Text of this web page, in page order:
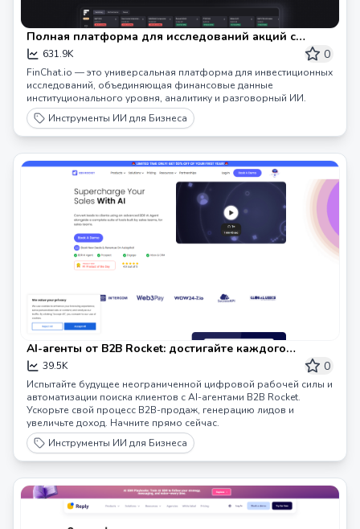
Полная платформа для исследований акций с
поддержкой ИИ | FinChat.io
631.9K 0
FinChat.io — это универсальная платформа для инвестиционных
исследований, объединяющая финансовые данные
институционального уровня, аналитику и разговорный ИИ.
Инструменты ИИ для Бизнеса
AI-агенты от B2B Rocket: достигайте каждого
потенциального клиента на Земле в
автоматическом режиме!
39.5K 0
Испытайте будущее неограниченной цифровой рабочей силы и
автоматизации поиска клиентов с AI-агентами B2B Rocket.
Ускорьте свой процесс B2B-продаж, генерацию лидов и
увеличьте доход. Начните прямо сейчас.
Инструменты ИИ для Бизнеса